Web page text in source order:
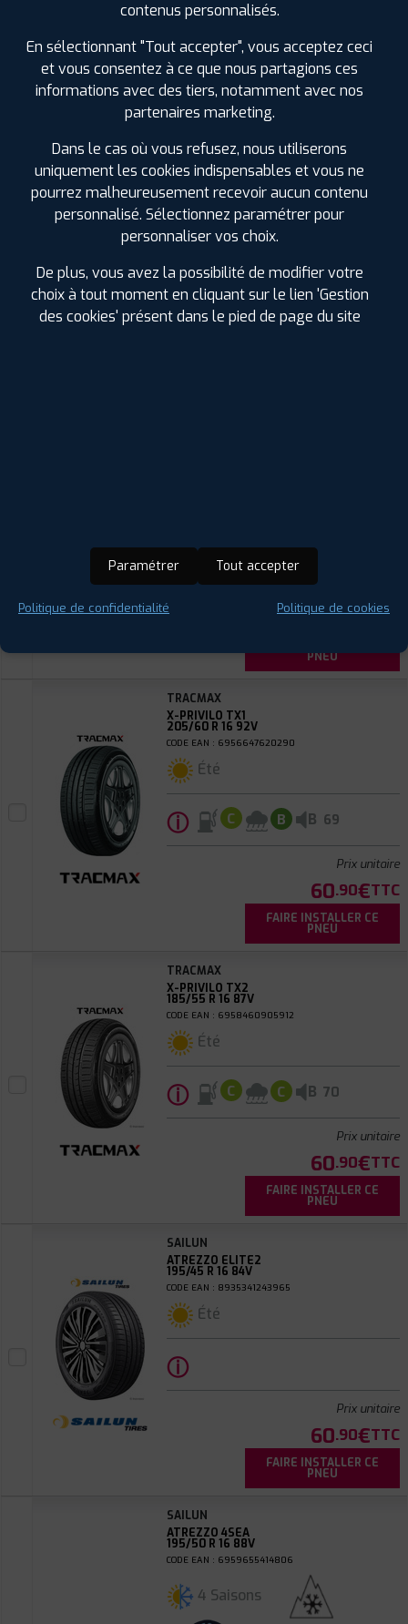
ⓘ
Prix unitaire
60 .90
TRACMAX
X-PRIVILO TX3
195/45 R 16 84V
CODE EAN : 6956647620498
Été
ⓘ C B A 69
Prix unitaire
ⓘ C C B
60.90€TTC
PNEU
TRACMAX
X-PRIVILO TX1
205/60 R 16 92V
CODE EAN : 6956647620290
Été
ⓘ C B B 69
Prix unitaire
60.90€TTC
FAIRE INSTALLER CE
PNEU
TRACMAX
X-PRIVILO TX2
185/55 R 16 87V
CODE EAN : 6958460905912
Été
ⓘ C C B 70
Prix unitaire
60.90€TTC
FAIRE INSTALLER CE
PNEU
SAILUN
ATREZZO ELITE2
195/45 R 16 84V
CODE EAN : 8935341243965
Été
ⓘ
Prix unitaire
60.90€TTC
FAIRE INSTALLER CE
PNEU
SAILUN
ATREZZO 4SEA
195/50 R 16 88V
CODE EAN : 6959655414806
4 Saisons
contenus personnalisés.
En sélectionnant "Tout accepter", vous acceptez ceci
et vous consentez à ce que nous partagions ces
informations avec des tiers, notamment avec nos
partenaires marketing.
Dans le cas où vous refusez, nous utiliserons
uniquement les cookies indispensables et vous ne
pourrez malheureusement recevoir aucun contenu
personnalisé. Sélectionnez paramétrer pour
personnaliser vos choix.
De plus, vous avez la possibilité de modifier votre
choix à tout moment en cliquant sur le lien 'Gestion
des cookies' présent dans le pied de page du site
Paramétrer Tout accepter
Politique de confidentialité Politique de cookies